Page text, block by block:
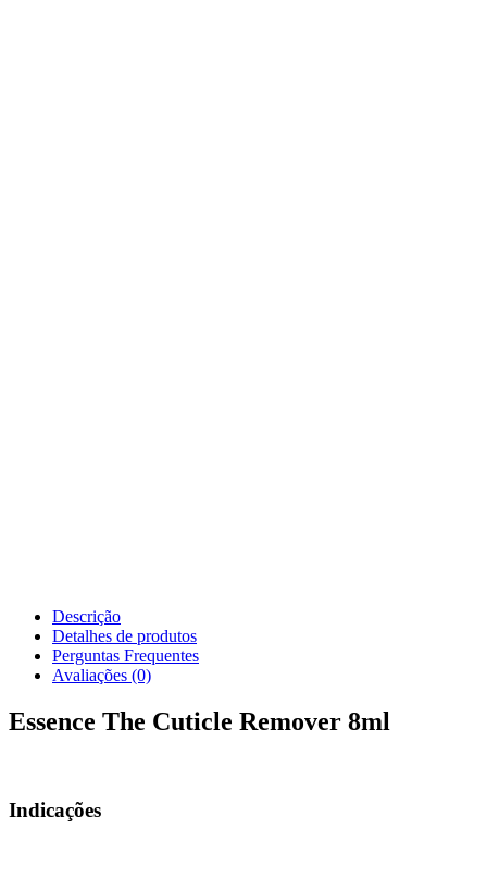
Descrição
Detalhes de produtos
Perguntas Frequentes
Avaliações (0)
Essence The Cuticle Remover 8ml
Indicações